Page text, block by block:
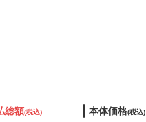
総額(税込) 本体価格(税込)